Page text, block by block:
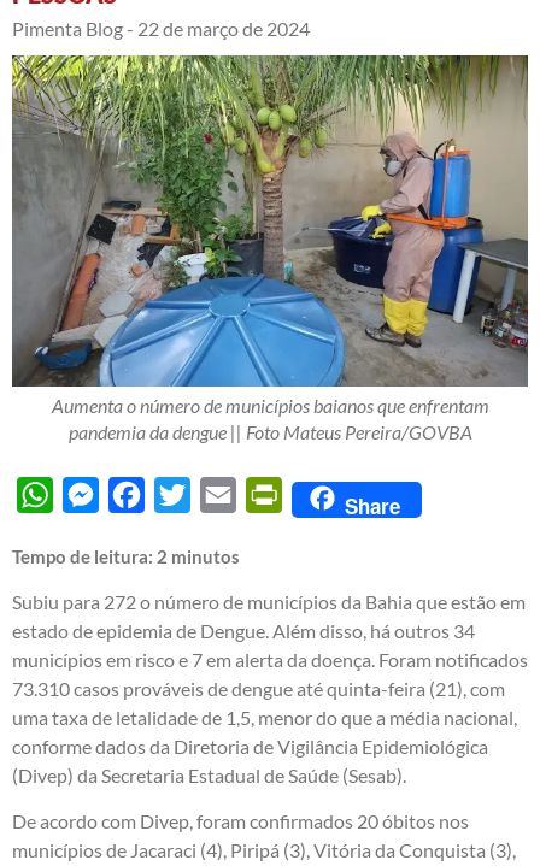
Pimenta Blog - 22 de março de 2024
Aumenta o número de municípios baianos que enfrentam
pandemia da dengue || Foto Mateus Pereira/GOVBA
WhatsAppMessengerFacebook
Twitter Email PrintFriendly
Share
Tempo de leitura: 2 minutos
Subiu para 272 o número de municípios da Bahia que estão em
estado de epidemia de Dengue. Além disso, há outros 34
municípios em risco e 7 em alerta da doença. Foram notificados
73.310 casos prováveis de dengue até quinta-feira (21), com
uma taxa de letalidade de 1,5, menor do que a média nacional,
conforme dados da Diretoria de Vigilância Epidemiológica
(Divep) da Secretaria Estadual de Saúde (Sesab).
De acordo com Divep, foram confirmados 20 óbitos nos
municípios de Jacaraci (4), Piripá (3), Vitória da Conquista (3),